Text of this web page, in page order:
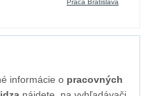
Práca Bratislava
informácie o pracovných